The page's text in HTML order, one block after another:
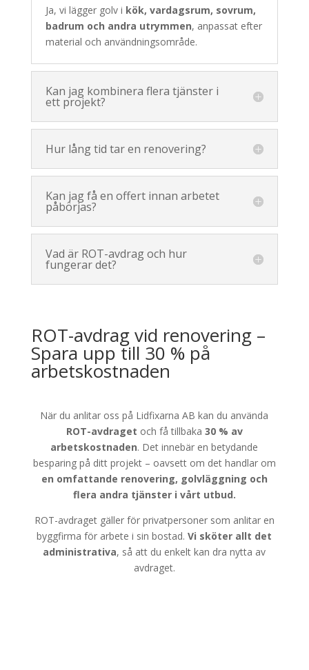
Ja, vi lägger golv i kök, vardagsrum, sovrum,
badrum och andra utrymmen, anpassat efter
material och användningsområde.
Kan jag kombinera flera tjänster i
ett projekt?
Hur lång tid tar en renovering?
Kan jag få en offert innan arbetet
påbörjas?
Vad är ROT-avdrag och hur
fungerar det?
ROT-avdrag vid renovering –
Spara upp till 30 % på
arbetskostnaden
När du anlitar oss på Lidfixarna AB kan du använda
ROT-avdraget och få tillbaka 30 % av
arbetskostnaden. Det innebär en betydande
besparing på ditt projekt – oavsett om det handlar om
en omfattande renovering, golvläggning och
flera andra tjänster i vårt utbud.
ROT-avdraget gäller för privatpersoner som anlitar en
byggfirma för arbete i sin bostad.Vi sköter allt det
administrativa, så att du enkelt kan dra nytta av
avdraget.